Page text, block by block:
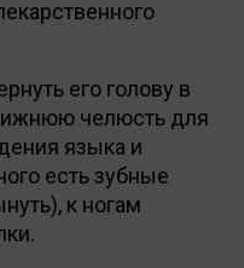
его голову в
челюсть для
языка и
есть зубные
к ногам